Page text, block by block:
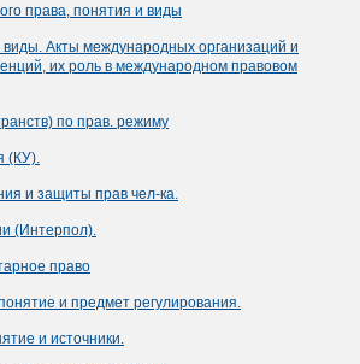
права, понятия и виды
Акты международных организаций и
их роль в международном правовом
по прав. режиму
(КУ).
и защиты прав чел-ка.
(Интерпол).
право
и предмет регулирования.
и источники.